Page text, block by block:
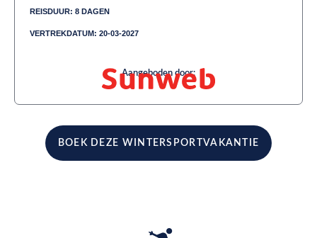
REISDUUR: 8 DAGEN
VERTREKDATUM: 20-03-2027
Aangeboden door:
BOEK DEZE WINTERSPORTVAKANTIE